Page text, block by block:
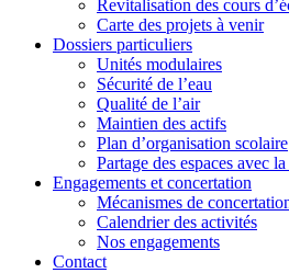
Revitalisation des cours
Carte des projets à venir
Dossiers particuliers
Unités modulaires
Sécurité de l’eau
Qualité de l’air
Maintien des actifs
Plan d’organisation scolaire
Partage des espaces avec
Engagements et concertation
Mécanismes de
Calendrier des activités
Nos engagements
Contact